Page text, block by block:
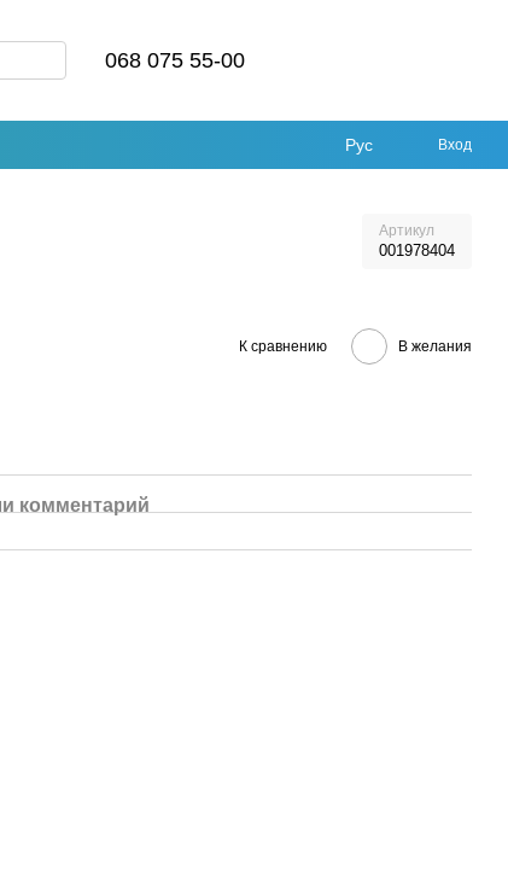
068 075 55-00
Рус Вход
Артикул
001978404
К сравнению В желания
комментарий